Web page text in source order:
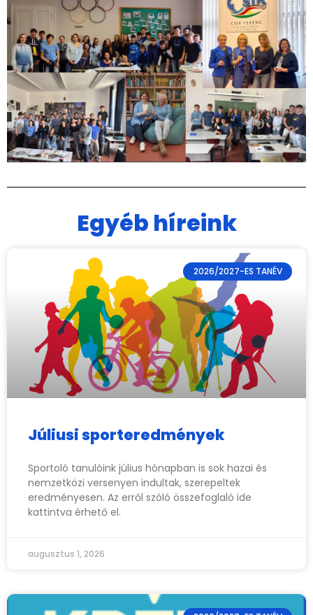
Egyéb híreink
2026/2027-ES TANÉV
Júliusi sporteredmények
Sportoló tanulóink július hónapban is sok hazai és
nemzetközi versenyen indultak, szerepeltek
eredményesen. Az erről szóló összefoglaló ide
kattintva érhető el.
augusztus 1, 2026